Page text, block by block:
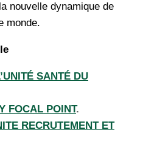
nouvelle dynamique de
monde.
SANTÉ DU
FOCAL POINT.
RECRUTEMENT ET